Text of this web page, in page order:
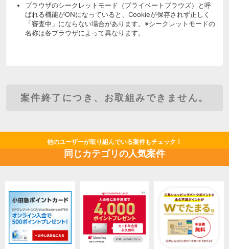
ブラウザのシークレットモード（プライベートブラウズ）と呼
ばれる機能がONになっていると、Cookieが保存されず正しく
「審査中」にならない場合があります。※シークレットモードの
名称は各ブラウザによって異なります。
案件終了につき、お取組みできません。
他のユーザーが取り組んでいる案件もチェック！
同じカテゴリの人気案件